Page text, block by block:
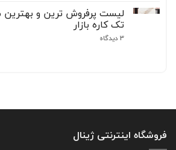
برای
ترید
و
تریدینگ
برای
بهترین
مارک
اتو
خوبه؟
ثبت
نشده
لیست پرفروش ترین و بهترین
تک کاره بازار
3 دیدگاه
تک
فروشگاه اینترنتی ژینال